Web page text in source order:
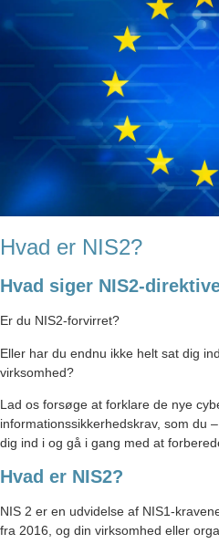
Hvad er NIS2?
Hvad siger NIS2-
Er du NIS2-forvirret?
Eller har du endnu ikke helt sat dig
virksomhed?
Lad os forsøge at forklare de nye
informationssikkerhedskrav, som du
dig ind i og gå i gang med at
Hvad er NIS2?
NIS 2 er en udvidelse af NIS1-
fra 2016, og din virksomhed eller